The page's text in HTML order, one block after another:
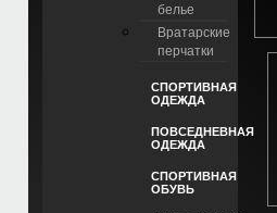
белье
Вратарские
перчатки
СПОРТИВНАЯ
ОДЕЖДА
ПОВСЕДНЕВНАЯ
ОДЕЖДА
СПОРТИВНАЯ
ОБУВЬ